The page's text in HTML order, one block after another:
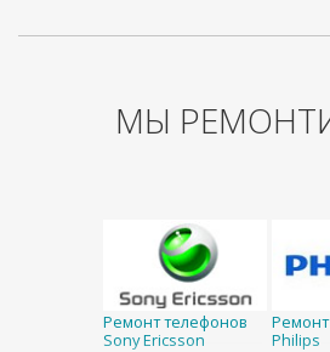
МЫ
Ремонт телефонов
Sony Ericsson
Philips